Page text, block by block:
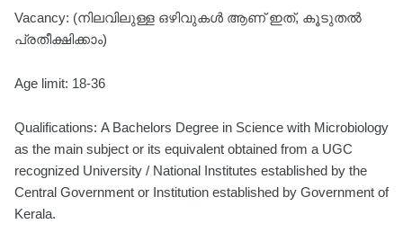
Vacancy: (നിലവിലുള്ള ഒഴിവുകൾ ആണ് ഇത്, കൂടുതൽ
പ്രതീക്ഷിക്കാം)
Age limit: 18-36
Qualifications: A Bachelors Degree in Science with Microbiology
as the main subject or its equivalent obtained from a UGC
recognized University / National Institutes established by the
Central Government or Institution established by Government of
Kerala.